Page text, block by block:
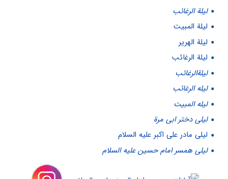
لیلة الرغائب
لیلة المبیت
لیلة الهریر
لیلة‌ الرغائب
لیلة‌الرغائب
لیله الرغائب
لیله المبیت
لیلی دختر ابی مرة
لیلی مادر علی اکبر علیه السلام
لیلی همسر امام حسین علیه السلام